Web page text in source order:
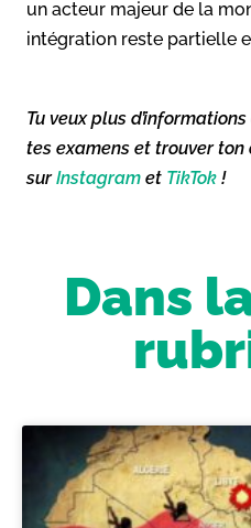
un acteur majeur de la
intégration reste partielle
Tu veux plus
tes examens et trouver ton
surInstagram et TikTok !
Dans